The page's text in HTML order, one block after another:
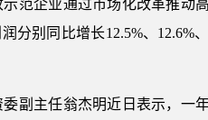
范企业通过市场化改革推动
别同比增长12.5%、12.6%
副主任翁杰明近日表示，一